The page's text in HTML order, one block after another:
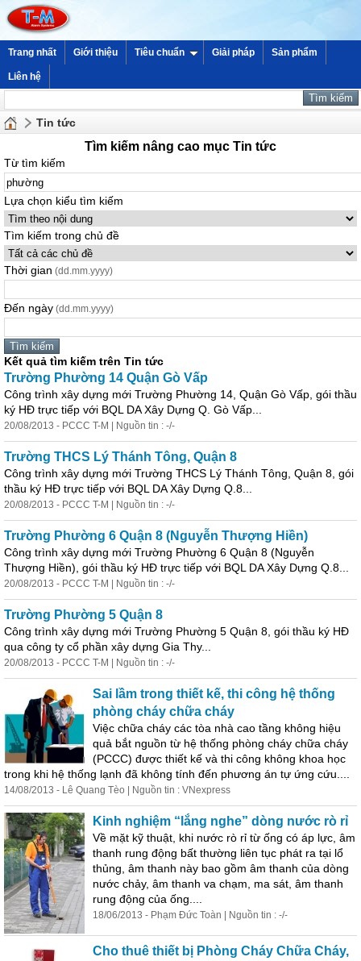
Trang nhất Giới thiệu Tiêu chuẩn Giải pháp Sản phẩm
Liên hệ
Tin tức
Tìm kiếm nâng cao mục Tin tức
Từ tìm kiếm
Lựa chọn kiểu tìm kiếm
Tìm kiếm trong chủ đề
Thời gian (dd.mm.yyyy)
Đến ngày (dd.mm.yyyy)
Kết quả tìm kiếm trên Tin tức
Trường Phường 14 Quận Gò Vấp
Công trình xây dựng mới Trường Phường 14, Quận Gò Vấp, gói thầu
ký HĐ trực tiếp với BQL DA Xây Dựng Q. Gò Vấp...
20/08/2013 - PCCC T-M | Nguồn tin : -/-
Trường THCS Lý Thánh Tông, Quận 8
Công trình xây dựng mới Trường THCS Lý Thánh Tông, Quận 8, gói
thầu ký HĐ trực tiếp với BQL DA Xây Dựng Q.8...
20/08/2013 - PCCC T-M | Nguồn tin : -/-
Trường Phường 6 Quận 8 (Nguyễn Thượng Hiền)
Công trình xây dựng mới Trường Phường 6 Quận 8 (Nguyễn
Thượng Hiền), gói thầu ký HĐ trực tiếp với BQL DA Xây Dựng Q.8...
20/08/2013 - PCCC T-M | Nguồn tin : -/-
Trường Phường 5 Quận 8
Công trình xây dựng mới Trường Phường 5 Quận 8, gói thầu ký HĐ
qua công ty cổ phần xây dựng Gia Thy...
20/08/2013 - PCCC T-M | Nguồn tin : -/-
Sai lầm trong thiết kế, thi công hệ thống
phòng cháy chữa cháy
Việc chữa cháy các tòa nhà cao tầng không hiệu
quả bắt nguồn từ hệ thống phòng cháy chữa cháy
(PCCC) được thiết kế và thi công không khoa học
trong khi hệ thống lạnh đã không tính đến phương án tự ứng cứu....
14/08/2013 - Lê Quang Tèo | Nguồn tin : VNexpress
Kinh nghiệm “lắng nghe” dòng nước rò rỉ
Về mặt kỹ thuật, khi nước rò rỉ từ ống có áp lực, âm
thanh rung động bất thường liên tục phát ra tại lổ
thủng, âm thanh này bao gồm âm thanh của dòng
nước chảy, âm thanh va chạm, ma sát, âm thanh
rung động của ống....
18/06/2013 - Phạm Đức Toàn | Nguồn tin : -/-
Cho thuê thiết bị Phòng Cháy Chữa Cháy,